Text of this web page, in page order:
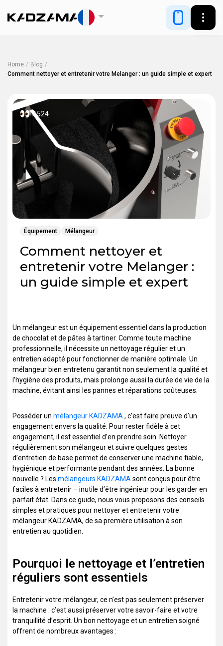
Home / Blog /
Comment nettoyer et entretenir votre Melanger : un guide simple et expert
1524
Équipement Mélangeur
Comment nettoyer et
entretenir votre Melanger :
un guide simple et expert
Un mélangeur est un équipement essentiel dans la production
de chocolat et de pâtes à tartiner. Comme toute machine
professionnelle, il nécessite un nettoyage régulier et un
entretien adapté pour fonctionner de manière optimale. Un
mélangeur bien entretenu garantit non seulement la qualité et
l’hygiène des produits, mais prolonge aussi la durée de vie de la
machine, évitant ainsi les pannes et réparations coûteuses.
Posséder un mélangeur KADZAMA , c’est faire preuve d’un
engagement envers la qualité. Pour rester fidèle à cet
engagement, il est essentiel d’en prendre soin. Nettoyer
régulièrement son mélangeur et suivre quelques gestes
d’entretien de base permet de conserver une machine fiable,
hygiénique et performante pendant des années. La bonne
nouvelle ? Les mélangeurs KADZAMA sont conçus pour être
faciles à entretenir – inutile d’être ingénieur pour les garder en
parfait état. Dans ce guide, nous vous proposons des conseils
simples et pratiques pour nettoyer et entretenir votre
mélangeur KADZAMA, de sa première utilisation à son
entretien au quotidien.
Pourquoi le nettoyage et l’entretien
réguliers sont essentiels
Entretenir votre mélangeur, ce n’est pas seulement préserver
la machine : c’est aussi préserver votre savoir-faire et votre
tranquillité d’esprit. Un bon nettoyage et un entretien soigné
offrent de nombreux avantages :